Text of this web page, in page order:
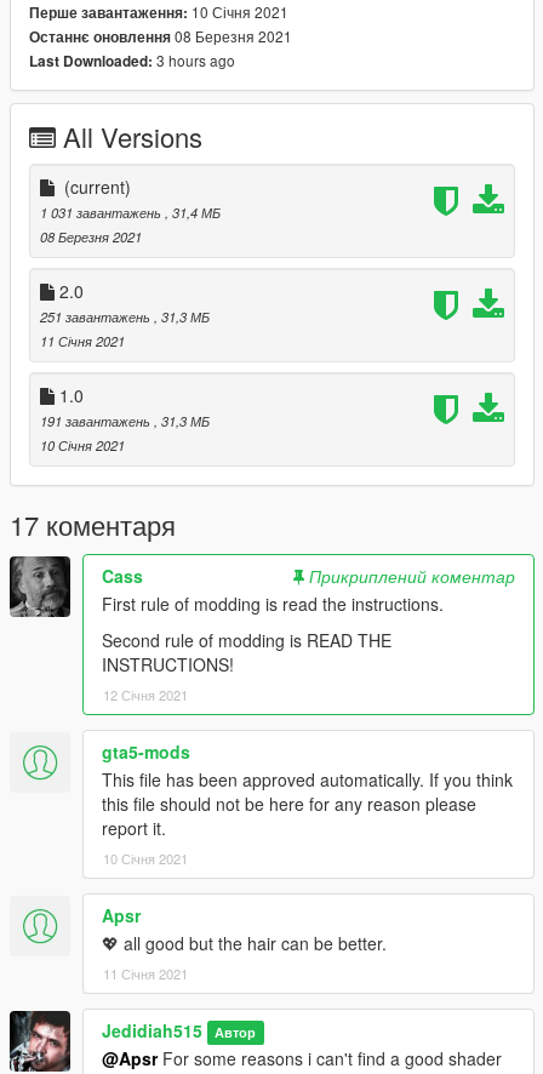
Перше завантаження: 10 Січня 2021
Останнє оновлення08 Березня 2021
Last Downloaded: 3 hours ago
All Versions
(current)
1 031 завантажень , 31,4 МБ
08 Березня 2021
2.0
251 завантажень , 31,3 МБ
11 Січня 2021
1.0
191 завантажень , 31,3 МБ
10 Січня 2021
17 коментаря
Cass
Прикриплений коментар
First rule of modding is read the instructions.
Second rule of modding is READ THE
INSTRUCTIONS!
12 Січня 2021
gta5-mods
This file has been approved automatically. If you think
this file should not be here for any reason please
report it.
10 Січня 2021
Apsr
💖 all good but the hair can be better.
11 Січня 2021
Jedidiah515 Автор
@ApsrFor some reasons i can't find a good shader